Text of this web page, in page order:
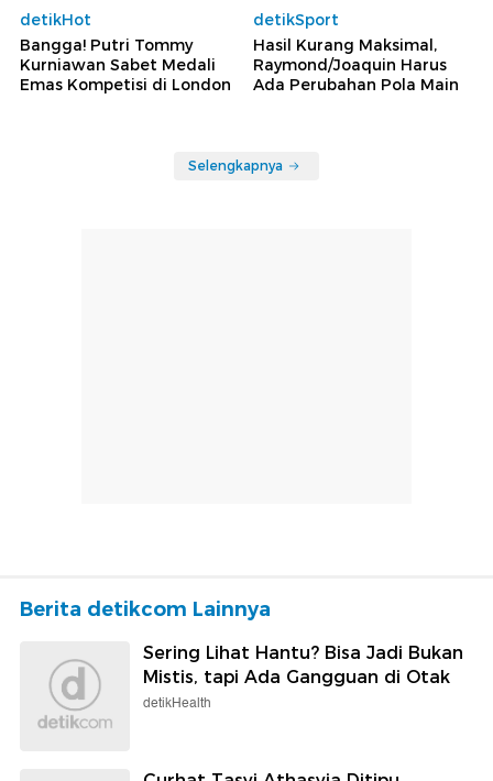
detikHot
Bangga! Putri Tommy
Kurniawan Sabet Medali
Emas Kompetisi di London
detikSport
Hasil Kurang Maksimal,
Raymond/Joaquin Harus
Ada Perubahan Pola Main
Selengkapnya
Berita detikcom Lainnya
Sering Lihat Hantu? Bisa Jadi Bukan
Mistis, tapi Ada Gangguan di Otak
detikHealth